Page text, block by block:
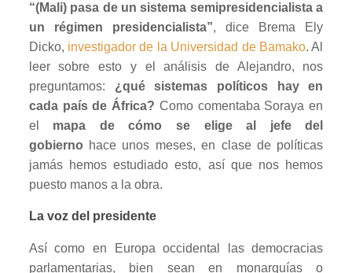
“(Mali) pasa de un sistema semipresidencialista a
un régimen presidencialista”, dice Brema Ely
Dicko, investigador de la Universidad de Bamako. Al
leer sobre esto y el análisis de Alejandro, nos
preguntamos: ¿qué sistemas políticos hay en
cada país de África? Como comentaba Soraya en
el mapa de cómo se elige al jefe del
gobierno hace unos meses, en clase de políticas
jamás hemos estudiado esto, así que nos hemos
puesto manos a la obra.
La voz del presidente
Así como en Europa occidental las democracias
parlamentarias, bien sean en monarquías o